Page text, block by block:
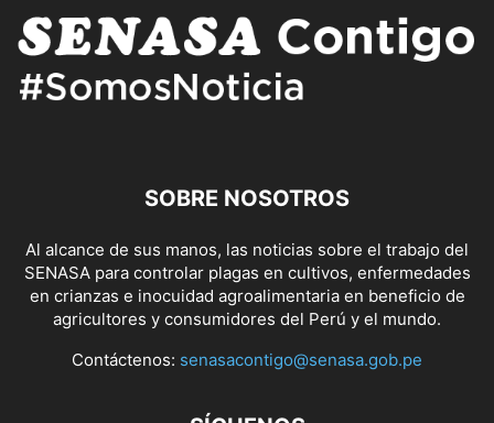
SOBRE NOSOTROS
Al alcance de sus manos, las noticias sobre el trabajo del
SENASA para controlar plagas en cultivos, enfermedades
en crianzas e inocuidad agroalimentaria en beneficio de
agricultores y consumidores del Perú y el mundo.
Contáctenos: senasacontigo@senasa.gob.pe